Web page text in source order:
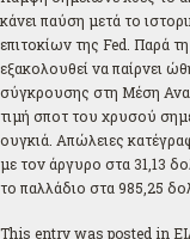
κάνει παύση μετά το
επιτοκίων της Fed. Παρά
εξακολουθεί να παίρνει
σύγκρουσης στη Μέση
τιμή σποτ του χρυσού
ουγκιά. Απώλειες
με τον άργυρο στα 31,13
το παλλάδιο στα 985,25
This entry was posted in